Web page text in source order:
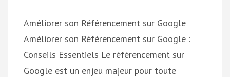
Améliorer son Référencement sur Google
Améliorer son Référencement sur Google :
Conseils Essentiels Le référencement sur
Google est un enjeu majeur pour toute